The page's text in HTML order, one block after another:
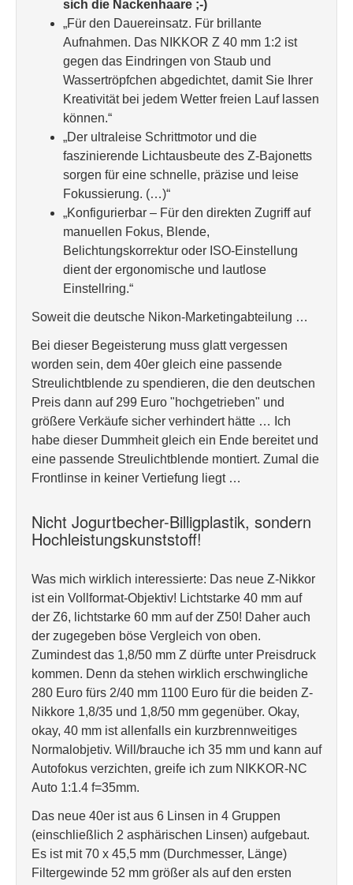
sich die Nackenhaare ;-)
„Für den Dauereinsatz. Für brillante
Aufnahmen. Das NIKKOR Z 40 mm 1:2 ist
gegen das Eindringen von Staub und
Wassertröpfchen abgedichtet, damit Sie Ihrer
Kreativität bei jedem Wetter freien Lauf lassen
können.“
„Der ultraleise Schrittmotor und die
faszinierende Lichtausbeute des Z-Bajonetts
sorgen für eine schnelle, präzise und leise
Fokussierung. (…)“
„Konfigurierbar – Für den direkten Zugriff auf
manuellen Fokus, Blende,
Belichtungskorrektur oder ISO-Einstellung
dient der ergonomische und lautlose
Einstellring.“
Soweit die deutsche Nikon-Marketingabteilung …
Bei dieser Begeisterung muss glatt vergessen
worden sein, dem 40er gleich eine passende
Streulichtblende zu spendieren, die den deutschen
Preis dann auf 299 Euro "hochgetrieben" und
größere Verkäufe sicher verhindert hätte … Ich
habe dieser Dummheit gleich ein Ende bereitet und
eine passende Streulichtblende montiert. Zumal die
Frontlinse in keiner Vertiefung liegt …
Nicht Jogurtbecher-Billigplastik, sondern
Hochleistungskunststoff!
Was mich wirklich interessierte: Das neue Z-Nikkor
ist ein Vollformat-Objektiv! Lichtstarke 40 mm auf
der Z6, lichtstarke 60 mm auf der Z50! Daher auch
der zugegeben böse Vergleich von oben.
Zumindest das 1,8/50 mm Z dürfte unter Preisdruck
kommen. Denn da stehen wirklich erschwingliche
280 Euro fürs 2/40 mm 1100 Euro für die beiden Z-
Nikkore 1,8/35 und 1,8/50 mm gegenüber. Okay,
okay, 40 mm ist allenfalls ein kurzbrennweitiges
Normalobjetiv. Will/brauche ich 35 mm und kann auf
Autofokus verzichten, greife ich zum NIKKOR-NC
Auto 1:1.4 f=35mm.
Das neue 40er ist aus 6 Linsen in 4 Gruppen
(einschließlich 2 asphärischen Linsen) aufgebaut.
Es ist mit 70 x 45,5 mm (Durchmesser, Länge)
Filtergewinde 52 mm größer als auf den ersten